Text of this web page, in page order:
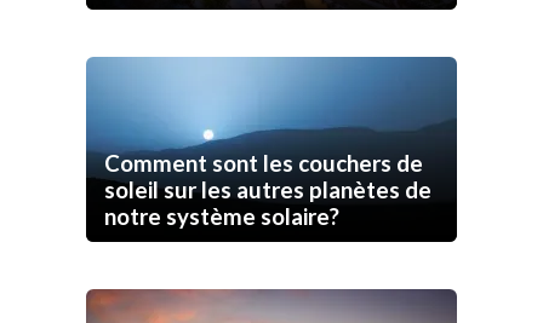
Comment sont les couchers de
soleil sur les autres planètes de
notre système solaire?